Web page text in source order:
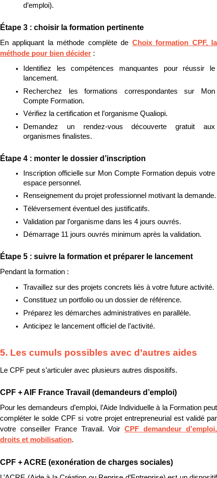
d’emploi).
Étape 3 : choisir la formation pertinente
En appliquant la méthode complète de Choix formation CPF, la
méthode pour bien décider :
Identifiez les compétences manquantes pour réussir le
lancement.
Recherchez les formations correspondantes sur Mon
Compte Formation.
Vérifiez la certification et l’organisme Qualiopi.
Demandez un rendez-vous découverte gratuit aux
organismes finalistes.
Étape 4 : monter le dossier d’inscription
Inscription officielle sur Mon Compte Formation depuis votre
espace personnel.
Renseignement du projet professionnel motivant la demande.
Téléversement éventuel des justificatifs.
Validation par l’organisme dans les 4 jours ouvrés.
Démarrage 11 jours ouvrés minimum après la validation.
Étape 5 : suivre la formation et préparer le lancement
Pendant la formation :
Travaillez sur des projets concrets liés à votre future activité.
Constituez un portfolio ou un dossier de référence.
Préparez les démarches administratives en parallèle.
Anticipez le lancement officiel de l’activité.
5. Les cumuls possibles avec d’autres aides
Le CPF peut s’articuler avec plusieurs autres dispositifs.
CPF + AIF France Travail (demandeurs d’emploi)
Pour les demandeurs d’emploi, l’Aide Individuelle à la Formation peut
compléter le solde CPF si votre projet entrepreneurial est validé par
votre conseiller France Travail. Voir CPF demandeur d’emploi,
droits et mobilisation.
CPF + ACRE (exonération de charges sociales)